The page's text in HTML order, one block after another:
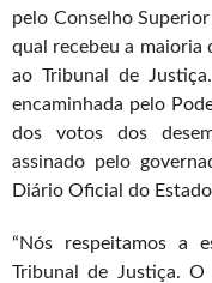
pelo Conselho
qual recebeu a maioria
ao Tribunal de
encaminhada pelo
dos votos dos
assinado pelo
Diário Oficial do
“Nós respeitamos a
Tribunal de Justiça. O